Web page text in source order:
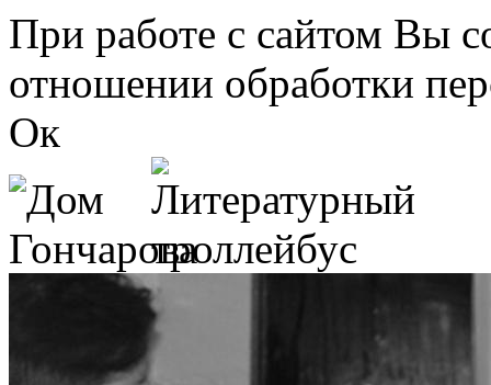
Перейти к основному содержанию
При работе с сайтом Вы
отношении обработки
Ок